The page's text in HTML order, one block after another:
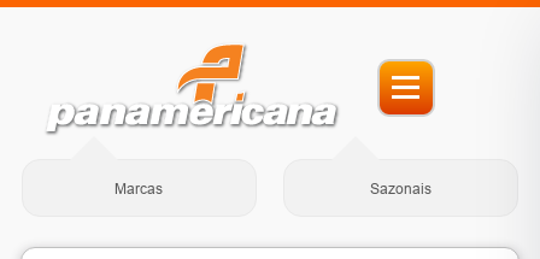
Marcas Sazonais